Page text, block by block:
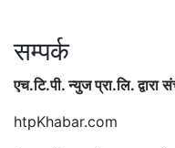
सम्पर्क
एच.टि.पी. न्युज प्रा.लि. द्वारा
htpKhabar.com